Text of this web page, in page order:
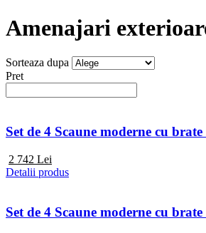
Amenajari
Sorteaza dupa
Pret
Set de 4 Scaune moderne cu
2 742 Lei
Detalii produs
Set de 4 Scaune moderne cu